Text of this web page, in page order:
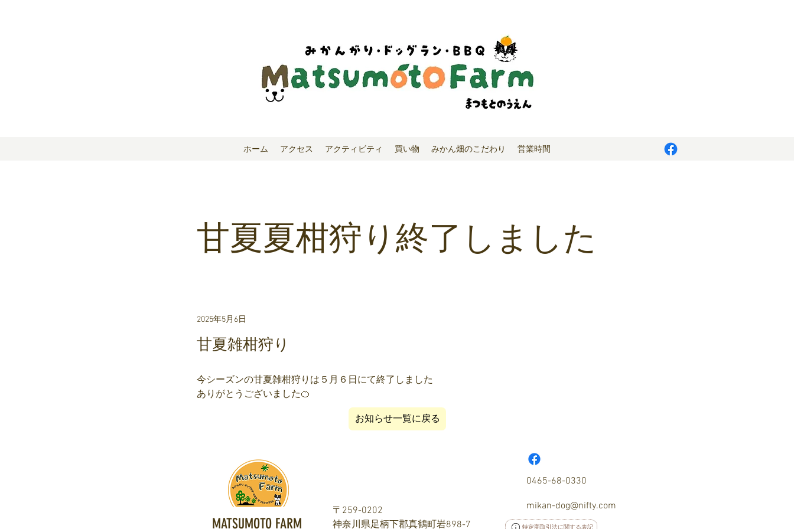
ホーム アクセス アクティビティ 買い物 みかん畑のこだわり 営業時間
甘夏夏柑狩り終了しました
2025年5月6日
甘夏雑柑狩り
今シーズンの甘夏雑柑狩りは５月６日にて終了しました
ありがとうございました🍊
お知らせ一覧に戻る
MATSUMOTO FARM
〒259-0202
神奈川県足柄下郡真鶴町岩898-7
​0465-68-0330
mikan-dog@nifty.com
特定商取引法に関する表記